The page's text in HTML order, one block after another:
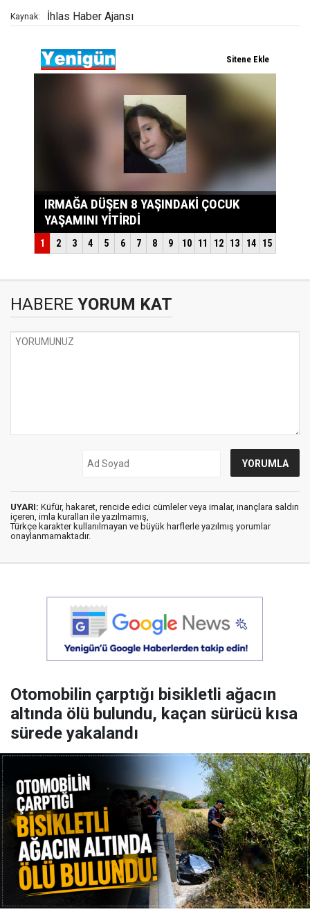
Kaynak: İhlas Haber Ajansı
HABERE YORUM KAT
UYARI: Küfür, hakaret, rencide edici cümleler veya imalar, inançlara saldırı
içeren, imla kuralları ile yazılmamış,
Türkçe karakter kullanılmayan ve büyük harflerle yazılmış yorumlar
onaylanmamaktadır.
Otomobilin çarptığı bisikletli ağacın
altında ölü bulundu, kaçan sürücü kısa
sürede yakalandı